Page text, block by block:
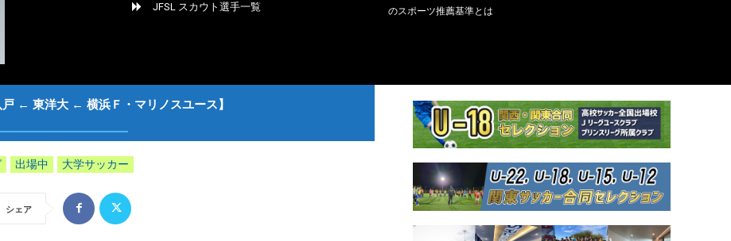
JFSL スカウト選手一覧
のスポーツ推薦基準とは
← 東洋大 ← 横浜Ｆ・マリノスユース】
出場中 大学サッカー
シェア